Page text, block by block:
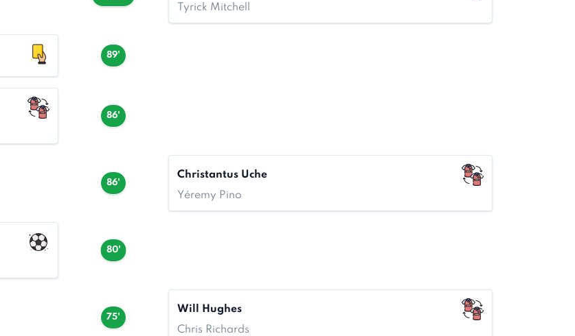
Tyrick Mitchell
89'
86'
86'
Christantus Uche
Yéremy Pino
80'
75'
Will Hughes
Chris Richards